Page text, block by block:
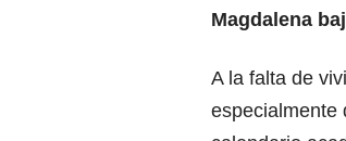
Magdalena
A la falta de
especialmente